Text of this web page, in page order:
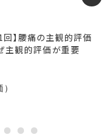
】腰痛の主観的評価
主観的評価が重要
8 9 10